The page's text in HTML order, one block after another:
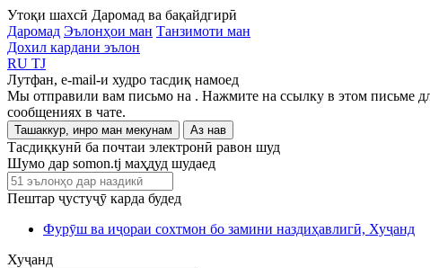
Утоқи шахсӣ Даромад ва бақайдгирӣ
Даромад Эълонҳои ман Танзимоти ман
Дохил кардани эълон
RU TJ
Лутфан, e-mail-и худро тасдиқ намоед
Мы отправили вам письмо на . Нажмите на ссылку в этом письме
сообщениях в чате.
Ташаккур, инро ман мекунам Аз нав
Тасдиқкунӣ ба почтаи электронӣ равон шуд
Шумо дар somon.tj маҳдуд шудаед
Пештар ҷустуҷӯ карда будед
Фурӯш ва иҷораи сохтмон бо замини наздиҳавлигӣ, Хуҷанд
Хуҷанд